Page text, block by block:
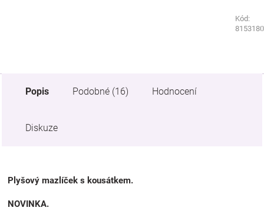
Kód:
Kód:
Popis Podobné (16) Hodnocení
Diskuze
Plyšový mazlíček s kousátkem.
NOVINKA.